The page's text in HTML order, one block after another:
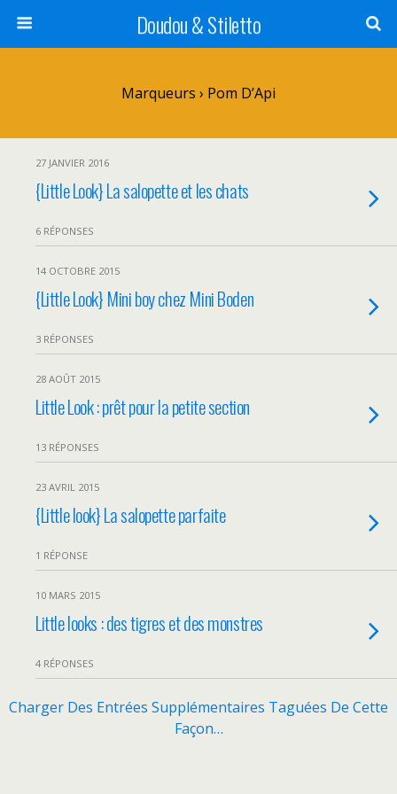
Doudou & Stiletto
Marqueurs › Pom D’Api
27 JANVIER 2016
{Little Look} La salopette et les chats
6 RÉPONSES
14 OCTOBRE 2015
{Little Look} Mini boy chez Mini Boden
3 RÉPONSES
28 AOÛT 2015
Little Look : prêt pour la petite section
13 RÉPONSES
23 AVRIL 2015
{Little look} La salopette parfaite
1 RÉPONSE
10 MARS 2015
Little looks : des tigres et des monstres
4 RÉPONSES
Charger Des Entrées Supplémentaires Taguées De Cette
Façon…